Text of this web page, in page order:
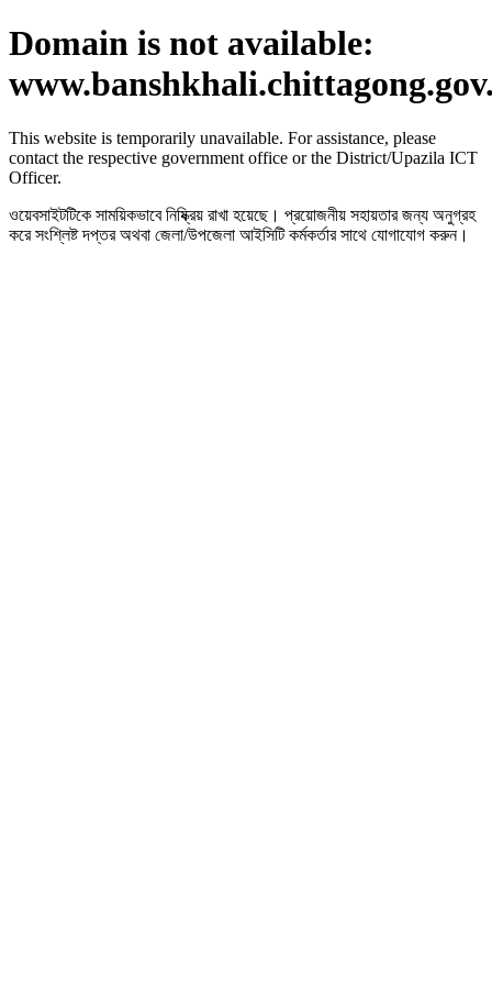
Domain is not available:
This website is temporarily unavailable. For assistance, please
contact the respective government office or the District/Upazila ICT
Officer.
ওয়েবসাইটটিকে সাময়িকভাবে নিষ্ক্রিয় রাখা হয়েছে। প্রয়োজনীয় সহায়তার জন্য অনুগ্রহ
করে সংশ্লিষ্ট দপ্তর অথবা জেলা/উপজেলা আইসিটি কর্মকর্তার সাথে যোগাযোগ করুন।